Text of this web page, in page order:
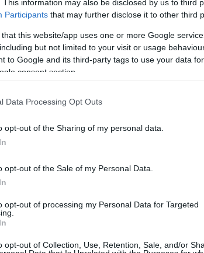
This information may also be disclosed by us to third
Participants that may further disclose it to other third
that this website/app uses one or more Google
but not limited to your visit or usage
to Google and its third-party tags to use your data
consent section.
Data Processing Opt Outs
opt-out of the Sharing of my personal data.
opt-out of the Sale of my Personal Data.
opt-out of processing my Personal Data for Targeted
opt-out of Collection, Use, Retention, Sale, and/or
felkészülve, és nem is tudtuk,
életünk abban a tekintetben is,
akkor hirtelen az egész családot
mást. Ettől a pillanattól kezdve
lánynak aposztrofálta, azt
Volt idő, amikor egy ilyen
mindenkinek, hogy ő fiú.
a gyerek apjával, de mégis
a gyereket, hogy annak mondja el,
abból, hogy kiderült róla, hogy
úgy egyeztünk meg az
Elment középiskolába, ahol
feszültség származott.